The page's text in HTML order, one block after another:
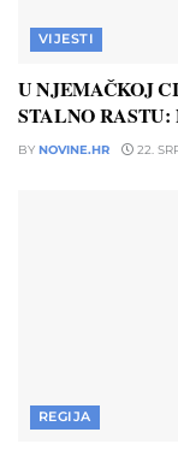
VIJESTI
U NJEMAČKOJ
STALNO RASTU:
BY NOVINE.HR 22.
REGIJA